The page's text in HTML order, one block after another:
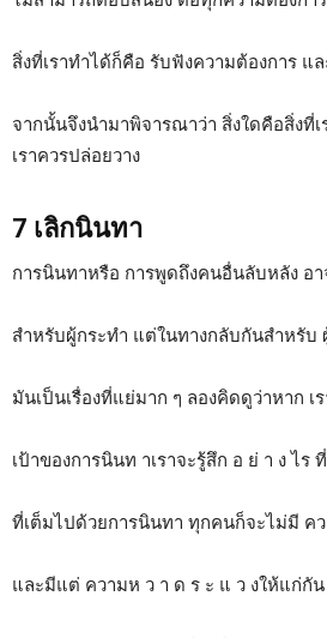
สิ่งที่เราทำได้ก็คือ รับฟังความต้องการ แ
จากนั้นจึงนำมาพิจารณาว่า สิ่งใดคือสิ่งที่
เราควรปล่อยวาง
7 เลิกนินทา
การนินทาหรือ การพูดถึงคนอื่นลับหลัง อา
สำหรับผู้กระทำ แต่ในทางกลับกันสำหรับ
มันเป็นเรื่องที่แย่มาก ๆ ลองคิดดูว่าหาก เ
เป้าของการนินท าเราจะรู้สึก อ ย่ า ง ไร
ที่เต็มไปด้วยการนินทา ทุกคนก็จะไม่มี คว
และมีแต่ ความห ว า ด ร ะ แ ว งให้แก่กัน